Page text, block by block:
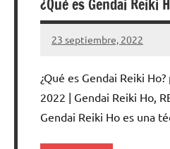
¿Qué es Gendai Reiki
23 septiembre, 2022
Cuidasdeti
No
comentarios
¿Qué es Gendai Reiki
2022 | Gendai Reiki Ho,
Gendai Reiki Ho es una